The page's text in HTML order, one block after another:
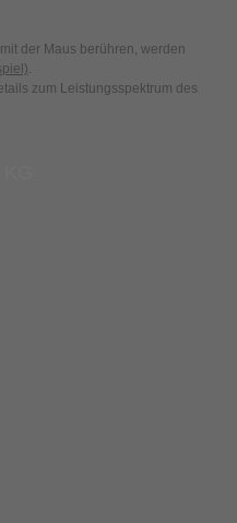
der Maus berühren, werden
.
zum Leistungsspektrum des